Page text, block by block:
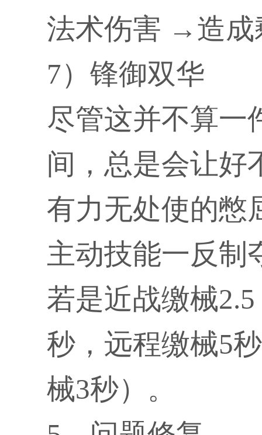
法术伤害 →造成
7）锋御双华
尽管这并不算一
间，总是会让好
有力无处使的憋
主动技能一反制
若是近战缴械2.5
秒，远程缴械5
械3秒）。